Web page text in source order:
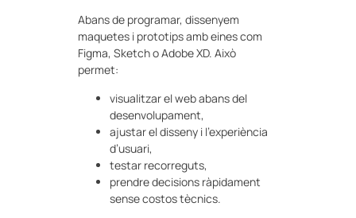
Abans de programar, dissenyem
maquetes i prototips amb eines com
Figma, Sketch o Adobe XD. Això
permet:
visualitzar el web abans del
desenvolupament,
ajustar el disseny i l’experiència
d’usuari,
testar recorreguts,
prendre decisions ràpidament
sense costos tècnics.